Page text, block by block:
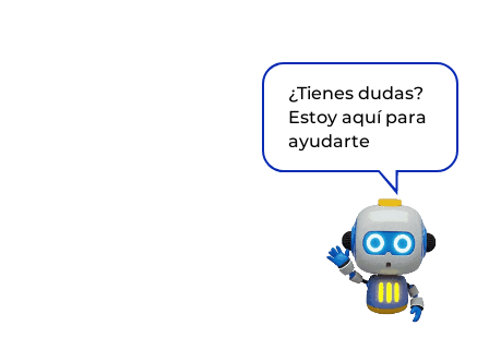
¿Tienes dudas?
Estoy aquí para
ayudarte